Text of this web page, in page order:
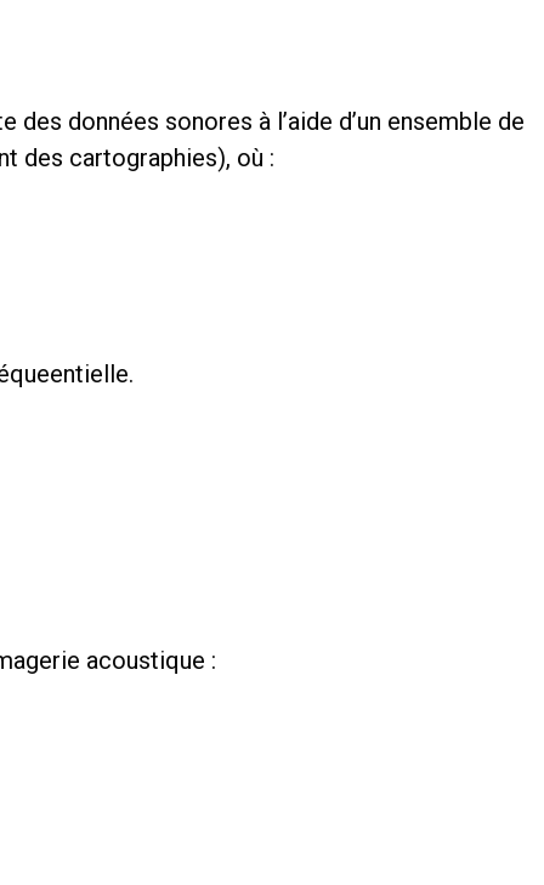
données sonores à l’aide d’un ensemble de
des cartographies), où :
acoustique :